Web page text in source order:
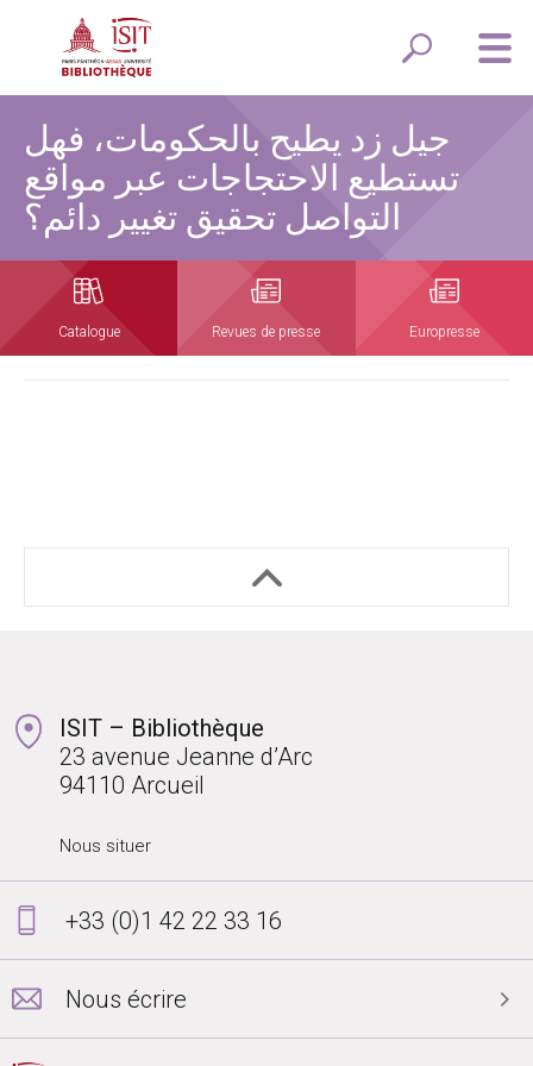
جيل زد يطيح بالحكومات، فهل
تستطيع الاحتجاجات عبر مواقع
التواصل تحقيق تغيير دائم؟
Catalogue Revues de presse Europresse
ISIT – Bibliothèque
23 avenue Jeanne d’Arc
94110 Arcueil
Nous situer
+33 (0)1 42 22 33 16
Nous écrire